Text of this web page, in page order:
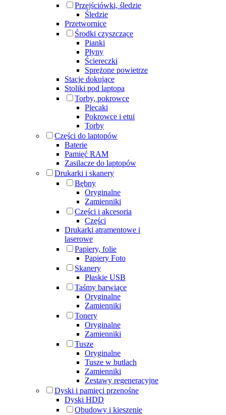
Przejściówki, śledzie
Śledzie
Przetwornice
Środki czyszczące
Pianki
Płyny
Ściereczki
Sprężone powietrze
Stacje dokujące
Stoliki pod laptopa
Torby, pokrowce
Plecaki
Pokrowce i etui
Torby
Części do laptopów
Baterie
Pamięć RAM
Zasilacze do laptopów
Drukarki i skanery
Bębny
Oryginalne
Zamienniki
Części i akcesoria
Części
Drukarki atramentowe i
laserowe
Papiery, folie
Papiery Foto
Skanery
Płaskie USB
Taśmy barwiące
Oryginalne
Zamienniki
Tonery
Oryginalne
Zamienniki
Tusze
Oryginalne
Tusze w butlach
Zamienniki
Zestawy regeneracyjne
Dyski i pamięci przenośne
Dyski HDD
Obudowy i kieszenie